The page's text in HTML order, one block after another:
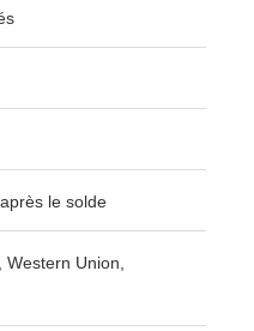
le solde
Western Union,